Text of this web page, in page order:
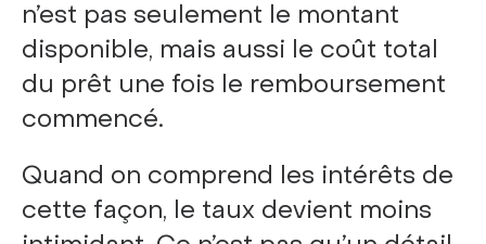
n’est pas seulement le montant
disponible, mais aussi le coût total
du prêt une fois le remboursement
commencé.
Quand on comprend les intérêts de
cette façon, le taux devient moins